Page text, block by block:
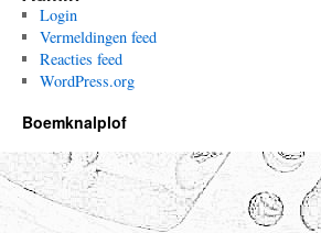
Login
Vermeldingen feed
Reacties feed
WordPress.org
Boemknalplof